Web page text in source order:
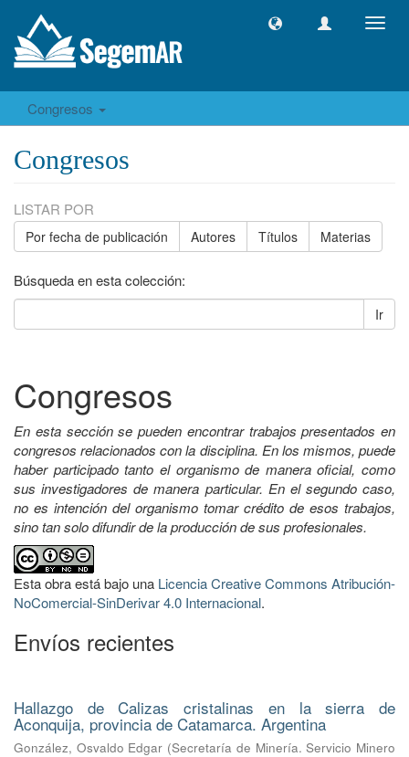
Congresos
Congresos
LISTAR POR
Por fecha de publicación Autores Títulos Materias
Búsqueda en esta colección:
Ir
Congresos
En esta sección se pueden encontrar trabajos presentados en
congresos relacionados con la disciplina. En los mismos, puede
haber participado tanto el organismo de manera oficial, como
sus investigadores de manera particular. En el segundo caso,
no es intención del organismo tomar crédito de esos trabajos,
sino tan solo difundir de la producción de sus profesionales.
Esta obra está bajo una Licencia Creative Commons Atribución-
NoComercial-SinDerivar 4.0 Internacional.
Envíos recientes
Hallazgo de Calizas cristalinas en la sierra de
Aconquija, provincia de Catamarca. Argentina
González, Osvaldo Edgar (Secretaría de Minería. Servicio Minero